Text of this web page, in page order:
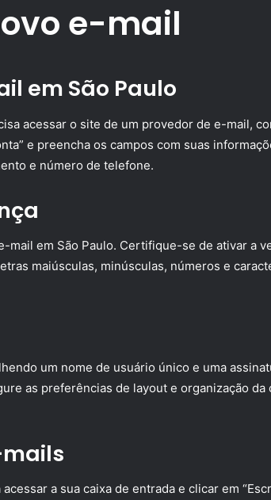
e-mail
em São Paulo
acessar o site de um provedor de e-mail,
e preencha os campos com suas
e número de telefone.
mail em São Paulo. Certifique-se de ativar a
maiúsculas, minúsculas, números e
um nome de usuário único e uma
as preferências de layout e organização da
a sua caixa de entrada e clicar em